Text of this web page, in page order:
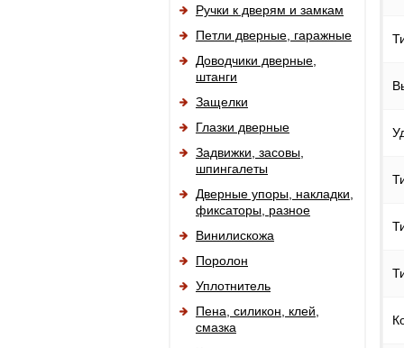
Ручки к дверям и замкам
Петли дверные, гаражные
Доводчики дверные,
штанги
Защелки
Глазки дверные
Задвижки, засовы,
шпингалеты
Дверные упоры, накладки,
фиксаторы, разное
Винилискожа
Поролон
Уплотнитель
Пена, силикон, клей,
смазка